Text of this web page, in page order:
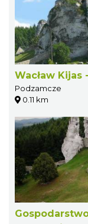
Wacław
Podzamcze
0.11 km